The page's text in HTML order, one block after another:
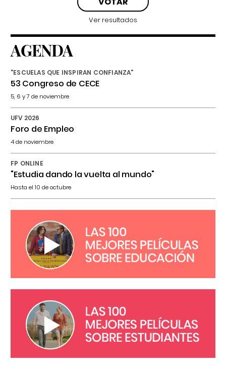
Ver resultados
AGENDA
"ESCUELAS QUE INSPIRAN CONFIANZA"
53 Congreso de CECE
5, 6 y 7 de noviembre
UFV 2026
Foro de Empleo
4 de noviembre
FP ONLINE
"Estudia dando la vuelta al mundo"
Hasta el 10 de octubre